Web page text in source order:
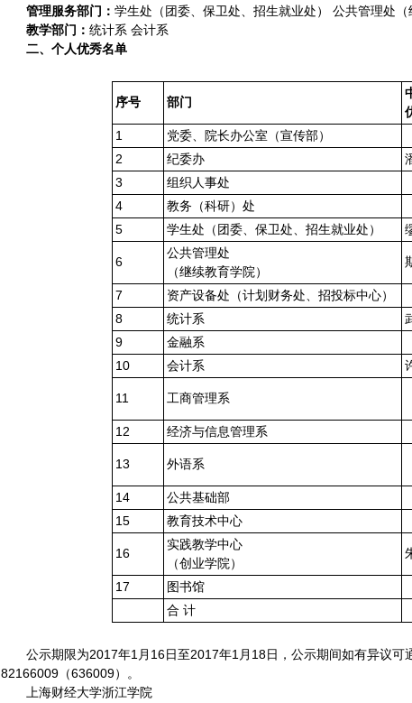
管理服务部门： 学生处（团委、保卫处、招生就业处） 公共管理处（
教学部门： 统计系 会计系
二、 个人优秀名单
序号 部门
1 党委、院长办公室（宣传部）
2
纪委办
3
组织人事处
4
教务（科研）处
5
学生处（团委、保卫处、招生就业处）
6
公共管理处
（继续教育学院）
7 资产设备处（计划财务处、招投标中心）
8
统计系
9
金融系
10
会计系
11 工商管理系
12
经济与信息管理系
13 外语系
14
公共基础部
15
教育技术中心
16
实践教学中心
（创业学院）
17 图书馆
合 计
公示期限为2017年1月16日至2017年1月18日，公示期间如有异议
82166009（636009）。
上海财经大学浙江学院